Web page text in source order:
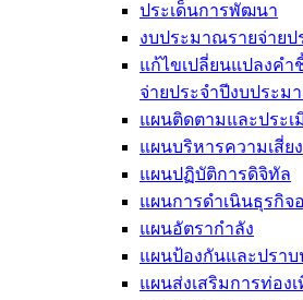
ประเด็นการพัฒนา
งบประมาณรายจ่ายป
แก้ไขเปลี่ยนแปลงคำ
จ่ายประจำปีงบประม
แผนติดตามและประ
แผนบริหารความเสี่ยง
แผนปฏิบัติการดิจิทัล
แผนการดำเนินธุรกิจ
แผนอัตรากำลัง
แผนป้องกันและปรา
แผนส่งเสริมการท่อง